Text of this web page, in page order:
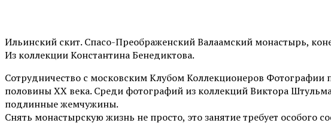
Ильинский скит. Спасо-Преображенский Валаамский монастырь,
Из коллекции Константина Бенедиктова.
Сотрудничество с московским Клубом Коллекционеров Фотографии
половины ХХ века. Среди фотографий из коллекций Виктора
подлинные жемчужины.
Снять монастырскую жизнь не просто, это занятие требует